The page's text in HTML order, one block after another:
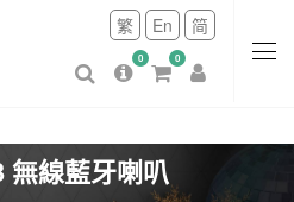
繁 En 简
0 0
無線藍牙喇叭